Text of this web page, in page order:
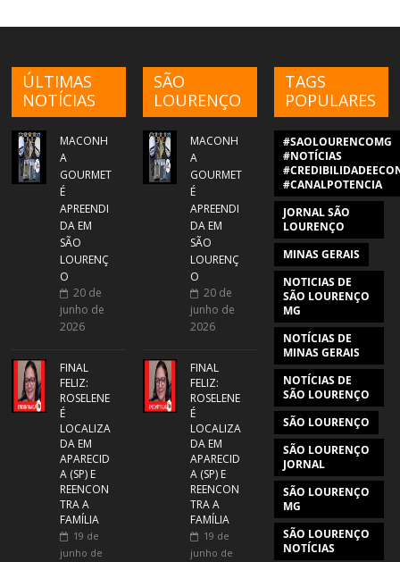
ÚLTIMAS
NOTÍCIAS
MACONH
A
GOURMET
É
APREENDI
DA EM
SÃO
LOURENÇ
O
20 de
junho de
2026
FINAL
FELIZ:
ROSELENE
É
LOCALIZA
DA EM
APARECID
A (SP) E
REENCON
TRA A
FAMÍLIA
19 de
junho de
SÃO
LOURENÇO
MACONH
A
GOURMET
É
APREENDI
DA EM
SÃO
LOURENÇ
O
20 de
junho de
2026
FINAL
FELIZ:
ROSELENE
É
LOCALIZA
DA EM
APARECID
A (SP) E
REENCON
TRA A
FAMÍLIA
19 de
junho de
TAGS
POPULARES
#SAOLOURENCOMG
#NOTÍCIAS
#CANALPOTENCIA
JORNAL SÃO
LOURENÇO
MINAS GERAIS
NOTICIAS DE
SÃO LOURENÇO
MG
NOTÍCIAS DE
MINAS GERAIS
NOTÍCIAS DE
SÃO LOURENÇO
SÃO LOURENÇO
SÃO LOURENÇO
JORNAL
SÃO LOURENÇO
MG
SÃO LOURENÇO
NOTÍCIAS